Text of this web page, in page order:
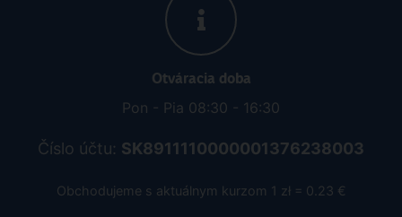
Otváracia doba
Pon - Pia 08:30 - 16:30
Číslo účtu: SK8911110000001376238003
Obchodujeme s aktuálnym kurzom 1 zł = 0.23 €